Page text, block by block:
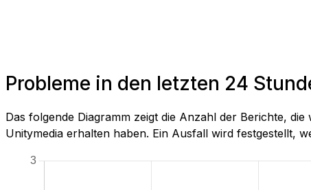
Probleme in den letzten 24
Das folgende Diagramm zeigt die Anzahl der Berichte,
Unitymedia erhalten haben. Ein Ausfall wird festgestellt,